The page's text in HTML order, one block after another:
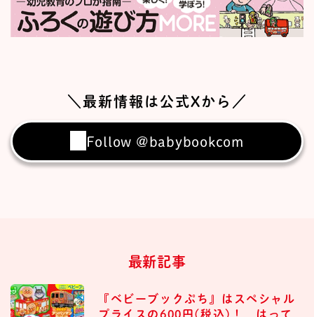
＼最新情報は公式Xから／
Follow @babybookcom
最新記事
『ベビーブックぷち』はスペシャル
プライスの600円(税込)！ はって